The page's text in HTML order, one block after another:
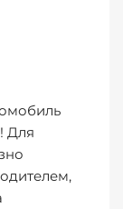
Для